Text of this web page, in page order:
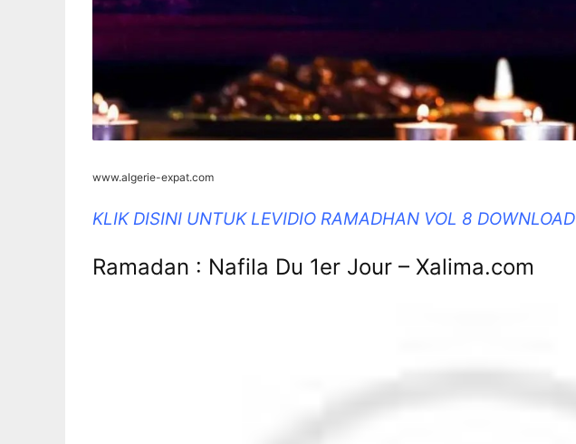
www.algerie-expat.com
KLIK DISINI UNTUK LEVIDIO RAMADHAN VOL 8 DOWNLOAD
Ramadan : Nafila Du 1er Jour – Xalima.com